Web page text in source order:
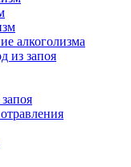
алкоголизма
из запоя